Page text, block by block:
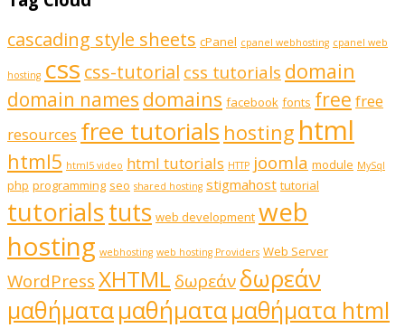
cascading style sheets cPanel cpanel webhosting cpanel web
hosting css css-tutorial css tutorials domain
domain names domains facebook fonts free free
resources free tutorials hosting html
html5 html5 video html tutorials HTTP joomla module MySql
php programming seo shared hosting stigmahost tutorial
tutorialstuts web development web
hosting webhosting web hosting Providers Web Server
WordPressXHTML δωρεάνδωρεάν
μαθήματαμαθήματαμαθήματα html